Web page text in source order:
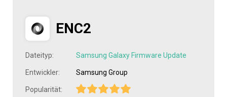
ENC2
Dateityp: Samsung Galaxy Firmware Update
Entwickler: Samsung Group
Popularität: